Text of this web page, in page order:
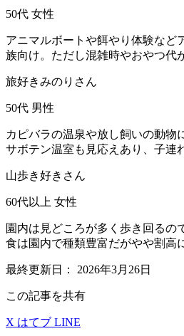
50代 女性
アニマルボートや餌やり体験など
族向け。ただし混雑時やおやつ代
旅好きみのりさん
50代 男性
カピバラの温泉や放し飼いの動物
サボテン温室も見応えあり、子連
山歩き好きさん
60代以上 女性
園内は見どころが多く歩き回るの
食は園内で種類豊富だがやや割高
最終更新日： 2026年3月26日
この記事を共有
X はてブ LINE